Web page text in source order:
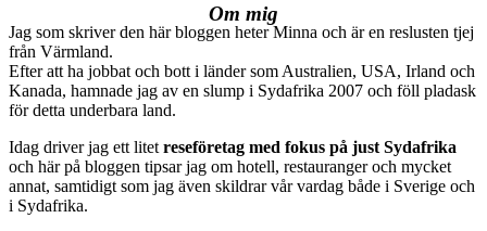
Om mig
Jag som skriver den här bloggen heter Minna och är en reslusten tjej
från Värmland.
Efter att ha jobbat och bott i länder som Australien, USA, Irland och
Kanada, hamnade jag av en slump i Sydafrika 2007 och föll pladask
för detta underbara land.
Idag driver jag ett litet reseföretag med fokus på just Sydafrika
och här på bloggen tipsar jag om hotell, restauranger och mycket
annat, samtidigt som jag även skildrar vår vardag både i Sverige och
i Sydafrika.